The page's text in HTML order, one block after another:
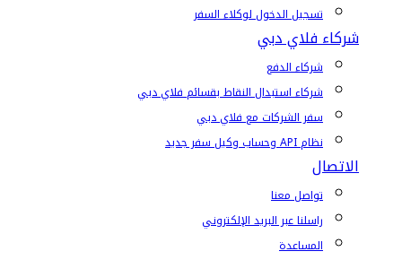
تسجيل الدخول لوكلاء السفر
شركاء فلاي دبي
شركاء الدفع
شركاء استبدال النقاط بقسائم فلاي دبي
سفر الشركات مع فلاي دبي
نظام API وحساب وكيل سفر جديد
الاتصال
تواصل معنا
راسلنا عبر البريد الإلكتروني
المساعدة